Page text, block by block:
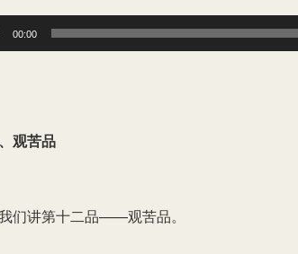
00:00
观苦品
们讲第十二品——观苦品。